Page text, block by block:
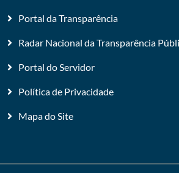
Portal da Transparência
Radar Nacional da Transparência
Portal do Servidor
Política de Privacidade
Mapa do Site